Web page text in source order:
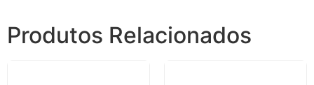
Produtos Relacionados